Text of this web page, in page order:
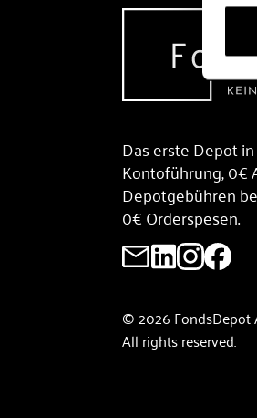
Das erste Depot
Kontoführung, 0€
Depotgebühren
0€ Orderspesen.
© 2026 FondsDepot
All rights reserved.